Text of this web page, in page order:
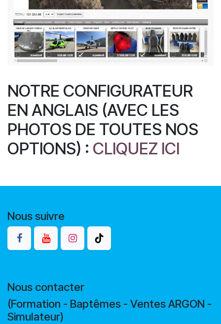
NOTRE CONFIGURATEUR
EN ANGLAIS (AVEC LES
PHOTOS DE TOUTES NOS
OPTIONS) : CLIQUEZ ICI
Nous suivre
Nous contacter
(Formation - Baptêmes - Ventes ARGON -
Simulateur)